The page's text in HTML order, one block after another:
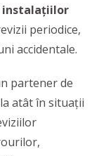
instalațiilor
periodice,
accidentale.
partener de
atât în situații